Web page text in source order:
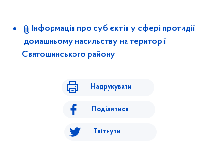
Інформація про суб’єктів у сфері протидії
домашньому насильству на території
Святошинського району
Надрукувати
Поділитися
Твітнути